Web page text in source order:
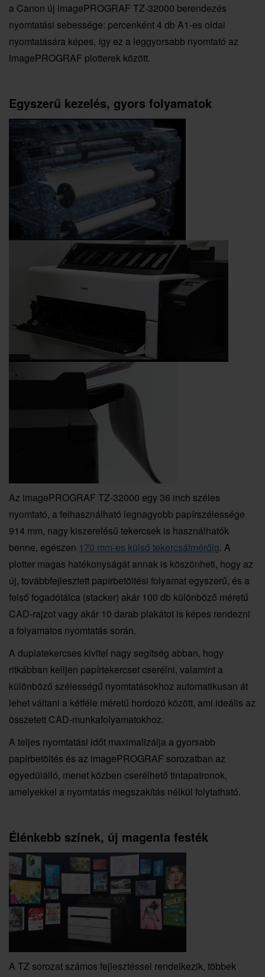
a Canon új imagePROGRAF TZ-32000 berendezés
nyomtatási sebessége: percenként 4 db A1-es oldal
nyomtatására képes, így ez a leggyorsabb nyomtató az
imagePROGRAF plotterek között.
Egyszerű kezelés, gyors folyamatok
Az imagePROGRAF TZ-32000 egy 36 inch széles
nyomtató, a felhasználható legnagyobb papírszélessége
914 mm, nagy kiszerelésű tekercsek is használhatók
benne, egészen 170 mm-es külső tekercsátmérőig. A
plotter magas hatékonyságát annak is köszönheti, hogy az
új, továbbfejlesztett papírbetöltési folyamat egyszerű, és a
felső fogadótálca (stacker) akár 100 db különböző méretű
CAD-rajzot vagy akár 10 darab plakátot is képes rendezni
a folyamatos nyomtatás során.
A duplatekercses kivitel nagy segítség abban, hogy
ritkábban kelljen papírtekercset cserélni, valamint a
különböző szélességű nyomtatásokhoz automatikusan át
lehet váltani a kétféle méretű hordozó között, ami ideális az
összetett CAD-munkafolyamatokhoz.
A teljes nyomtatási időt maximalizálja a gyorsabb
papírbetöltés és az imagePROGRAF sorozatban az
egyedülálló, menet közben cserélhető tintapatronok,
amelyekkel a nyomtatás megszakítás nélkül folytatható.
Élénkebb színek, új magenta festék
A TZ sorozat számos fejlesztéssel rendelkezik, többek